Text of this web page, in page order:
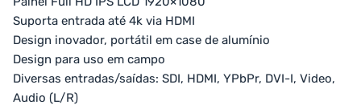
Suporta entrada até 4k via HDMI
Design inovador, portátil em case de alumínio
Design para uso em campo
Diversas entradas/saídas: SDI, HDMI, YPbPr, DVI-I, Video,
Audio (L/R)